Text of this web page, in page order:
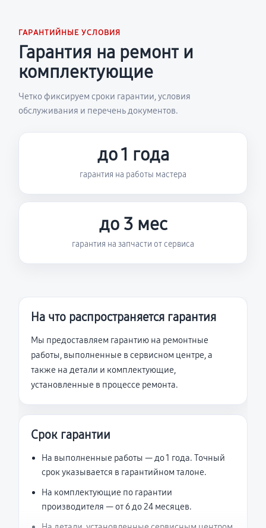
ГАРАНТИЙНЫЕ УСЛОВИЯ
Гарантия на ремонт и
комплектующие
Четко фиксируем сроки гарантии, условия
обслуживания и перечень документов.
до 1 года
гарантия на работы мастера
до 3 мес
гарантия на запчасти от сервиса
На что распространяется гарантия
Мы предоставляем гарантию на ремонтные
работы, выполненные в сервисном центре, а
также на детали и комплектующие,
установленные в процессе ремонта.
Срок гарантии
На выполненные работы — до 1 года. Точный
срок указывается в гарантийном талоне.
На комплектующие по гарантии
производителя — от 6 до 24 месяцев.